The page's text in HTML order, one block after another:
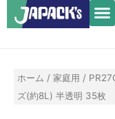
容
メ
ニ
ホーム / 家庭用 /
ズ(約8L) 半透明 35枚